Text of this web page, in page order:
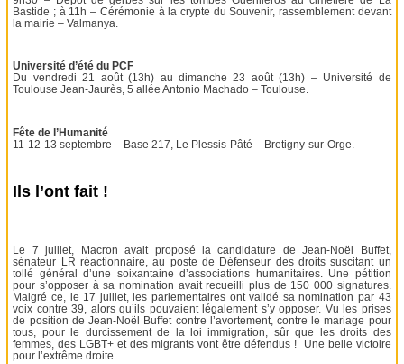
Bastide ; à 11h – Cérémonie à la crypte du Souvenir, rassemblement devant
la mairie – Valmanya.
Université d’été du PCF
Du vendredi 21 août (13h) au dimanche 23 août (13h) – Université de
Toulouse Jean-Jaurès, 5 allée Antonio Machado – Toulouse.
Fête de l’Humanité
11-12-13 septembre – Base 217, Le Plessis-Pâté – Bretigny-sur-Orge.
Ils l’ont fait !
Le 7 juillet, Macron avait proposé la candidature de Jean-Noël Buffet,
sénateur LR réactionnaire, au poste de Défenseur des droits suscitant un
tollé général d’une soixantaine d’associations humanitaires. Une pétition
pour s’opposer à sa nomination avait recueilli plus de 150 000 signatures.
Malgré ce, le 17 juillet, les parlementaires ont validé sa nomination par 43
voix contre 39, alors qu’ils pouvaient légalement s’y opposer. Vu les prises
de position de Jean-Noël Buffet contre l’avortement, contre le mariage pour
tous, pour le durcissement de la loi immigration, sûr que les droits des
femmes, des LGBT+ et des migrants vont être défendus ! Une belle victoire
pour l’extrême droite.